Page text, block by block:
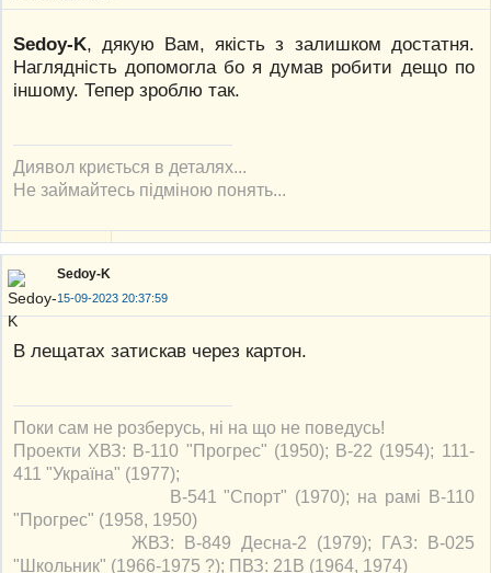
Sedoy-K, дякую Вам, якість з залишком достатня.
Наглядність допомогла бо я думав робити дещо по
іншому. Тепер зроблю так.
Диявол криється в деталях...
Не займайтесь підміною понять...
Sedoy-K
15-09-2023 20:37:59
В лещатах затискав через картон.
Поки сам не розберусь, ні на що не поведусь!
Проекти ХВЗ: В-110 "Прогрес" (1950); В-22 (1954); 111-
411 "Україна" (1977);
В-541 "Спорт" (1970); на рамі В-110
"Прогрес" (1958, 1950)
ЖВЗ: В-849 Десна-2 (1979); ГАЗ: В-025
"Школьник" (1966-1975 ?); ПВЗ: 21В (1964, 1974)